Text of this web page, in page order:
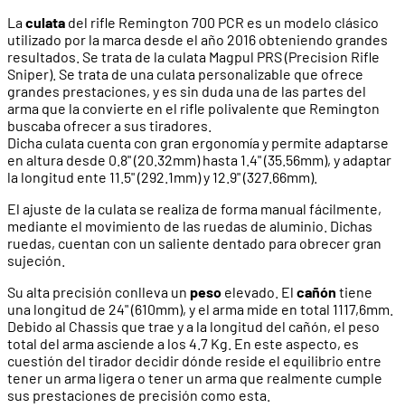
Laculata del rifle Remington 700 PCR es un modelo clásico
utilizado por la marca desde el año 2016 obteniendo grandes
resultados. Se trata de la culata Magpul PRS (Precision Rifle
Sniper). Se trata de una culata personalizable que ofrece
grandes prestaciones, y es sin duda una de las partes del
arma que la convierte en el rifle polivalente que Remington
buscaba ofrecer a sus tiradores.
Dicha culata cuenta con gran ergonomía y permite adaptarse
en altura desde 0.8" (20.32mm) hasta 1.4" (35.56mm), y adaptar
la longitud ente 11.5" (292.1mm) y 12.9" (327.66mm).
El ajuste de la culata se realiza de forma manual fácilmente,
mediante el movimiento de las ruedas de aluminio. Dichas
ruedas, cuentan con un saliente dentado para obrecer gran
sujeción.
Su alta precisión conlleva un peso elevado. El cañón tiene
una longitud de 24" (610mm), y el arma mide en total 1117,6mm.
Debido al Chassis que trae y a la longitud del cañón, el peso
total del arma asciende a los 4.7 Kg. En este aspecto, es
cuestión del tirador decidir dónde reside el equilibrio entre
tener un arma ligera o tener un arma que realmente cumple
sus prestaciones de precisión como esta.